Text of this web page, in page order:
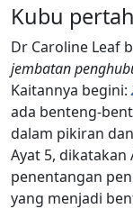
Kubu
Dr Caroline Leaf
jembatan
Kaitannya begini:
ada benteng-
dalam pikiran
Ayat 5, dikatakan
penentangan
yang menjadi